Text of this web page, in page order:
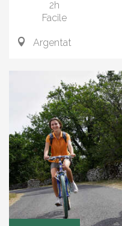
2h
Facile
Argentat